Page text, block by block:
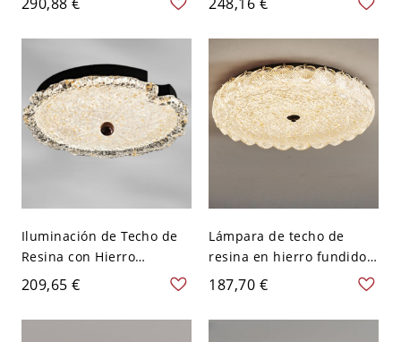
Luz Cálida/Blanca/Neutra,
Rectangular
Cálida/Blanca/Neutra,
Rectangular
Iluminación de Techo de
Resina con Hierro
Fundido, Control Remoto
Regulable sin Escalones,
Tinta Angular 1 Luz, Luz
209,65 €
Lámpara de techo de
resina en hierro fundido
con forma angular, color
tinta, 1 luz, LED, montaje
superficial, 110V-120V,
187,70 €